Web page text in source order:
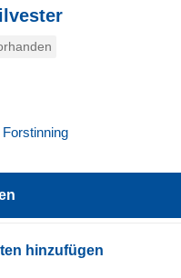
hinzufügen